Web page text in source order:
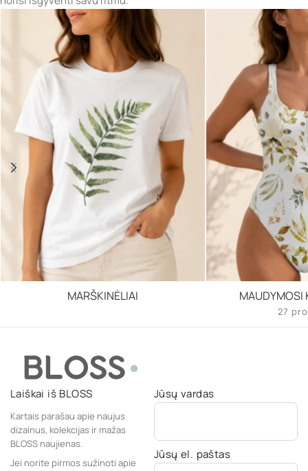
MARŠKINĖLIAI MAUDYMOSI
27
Laiškai iš BLOSS
Kartais parašau apie naujus
dizainus, kolekcijas ir mažas
BLOSS naujienas.
Jei norite pirmos sužinoti apie
Jūsų vardas
Jūsų el. paštas